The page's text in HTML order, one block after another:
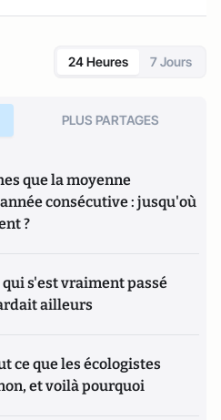
raisons de la défiance
aux
de Sciences Po. En 2024, il a
de la violence politiqueaux
24 Heures 7 Jours
PLUS PARTAGES
que la moyenne
consécutive : jusqu'où
?
s'est vraiment passé
ailleurs
ce que les écologistes
et voilà pourquoi